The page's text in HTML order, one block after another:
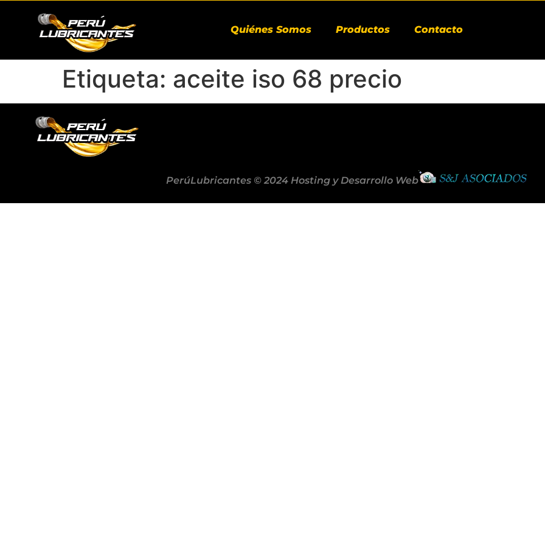
Quiénes Somos Productos Contacto
Etiqueta: aceite iso 68 precio
PerúLubricantes © 2024 Hosting y Desarrollo Web